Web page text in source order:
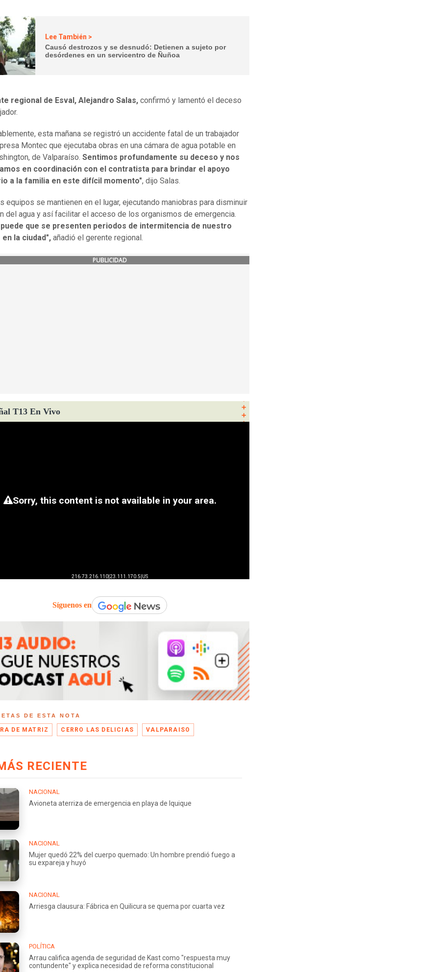
Lee También >
Causó destrozos y se desnudó: Detienen a sujeto por
desórdenes en un servicentro de Ñuñoa
regional de Esval, Alejandro Salas, confirmó y lamentó el deceso
esta mañana se registró un accidente fatal de un trabajador
Montec que ejecutaba obras en una cámara de agua potable en
de Valparaíso. Sentimos profundamente su deceso y nos
en coordinación con el contratista para brindar el apoyo
a la familia en este difícil momento", dijo Salas.
equipos se mantienen en el lugar, ejecutando maniobras para disminuir
del agua y así facilitar el acceso de los organismos de emergencia.
puede que se presenten periodos de intermitencia de nuestro
la ciudad", añadió el gerente regional.
PUBLICIDAD
T13 En Vivo
Síguenos en
DE ESTA NOTA
DE MATRIZ CERRO LAS DELICIAS VALPARAISO
RECIENTE
NACIONAL
Avioneta aterriza de emergencia en playa de Iquique
NACIONAL
Mujer quedó 22% del cuerpo quemado: Un hombre prendió fuego a
su expareja y huyó
NACIONAL
Arriesga clausura: Fábrica en Quilicura se quema por cuarta vez
POLÍTICA
Arrau califica agenda de seguridad de Kast como "respuesta muy
contundente" y explica necesidad de reforma constitucional